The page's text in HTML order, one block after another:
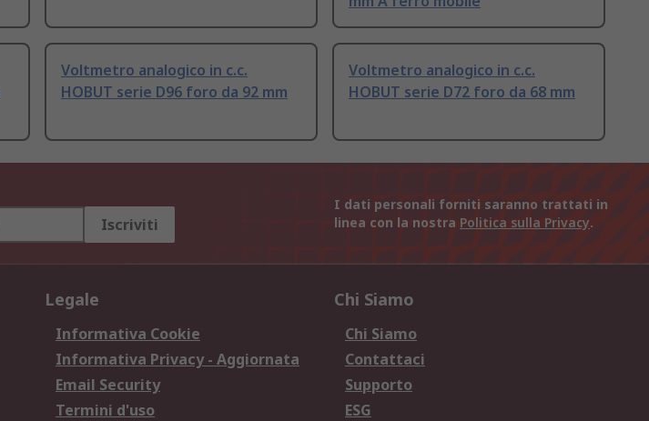
Voltmetro analogico in c.c.
HOBUT serie D96 foro da 92 mm
Voltmetro analogico in c.c.
HOBUT serie D72 foro da 68 mm
Iscriviti
I dati personali forniti saranno trattati in
linea con la nostra Politica sulla Privacy.
Legale
Informativa Cookie
Informativa Privacy - Aggiornata
Email Security
Termini d'uso
Chi Siamo
Chi Siamo
Contattaci
Supporto
ESG